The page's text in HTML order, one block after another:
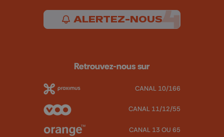
ALERTEZ-NOUS
Retrouvez-nous sur
CANAL 10/166
CANAL 11/12/55
CANAL 13 OU 65